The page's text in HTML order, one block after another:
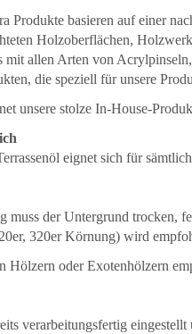
Produkte basieren auf einer
Holzoberflächen,
mit allen Arten von
die speziell für unsere
unsere stolze In-House-
eignet sich für
muss der Untergrund trocken,
320er Körnung) wird
Hölzern oder Exotenhölzern
verarbeitungsfertig